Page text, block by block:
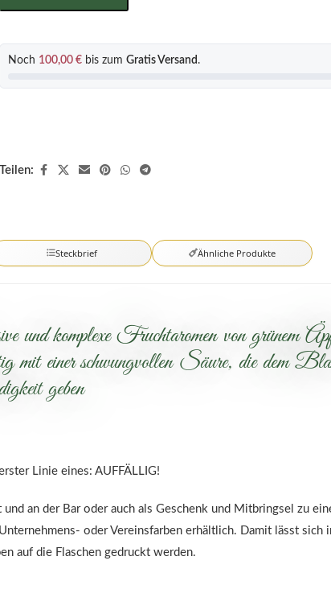
Noch 100,00 € bis zum Gratis Versand .
Teilen:
Steckbrief Ähnliche Produkte
und komplexe Fruchtaromen von grünem
mit einer schwungvollen Säure, die dem
geben
Linie eines: AUFFÄLLIG!
an der Bar oder auch als Geschenk und Mitbringsel zu
oder Vereinsfarben erhältlich. Damit lässt sich
auf die Flaschen gedruckt werden.